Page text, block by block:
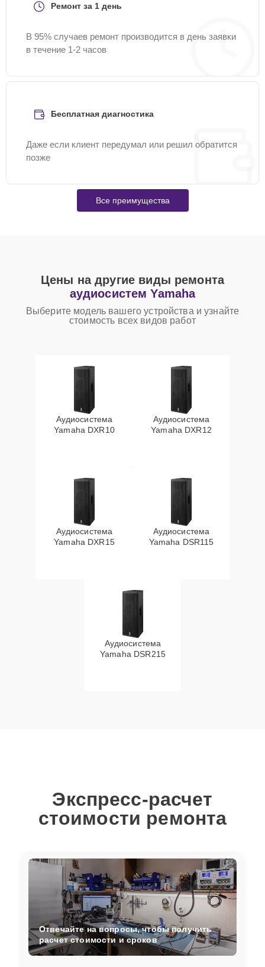
Ремонт за 1 день
В 95% случаев ремонт производится в день заявки
в течение 1-2 часов
Бесплатная диагностика
Даже если клиент передумал или решил обратится
позже
Все преимущества
Цены на другие виды ремонта
аудиосистем Yamaha
Выберите модель вашего устройства и узнайте
стоимость всех видов работ
Аудиосистема
Yamaha DXR10
Аудиосистема
Yamaha DXR12
Аудиосистема
Yamaha DXR15
Аудиосистема
Yamaha DSR115
Аудиосистема
Yamaha DSR215
Экспресс-расчет
стоимости ремонта
Отвечайте на вопросы, чтобы получить
расчет стоимости и сроков